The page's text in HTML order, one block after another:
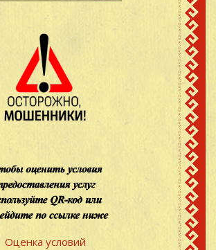
Оценка условий